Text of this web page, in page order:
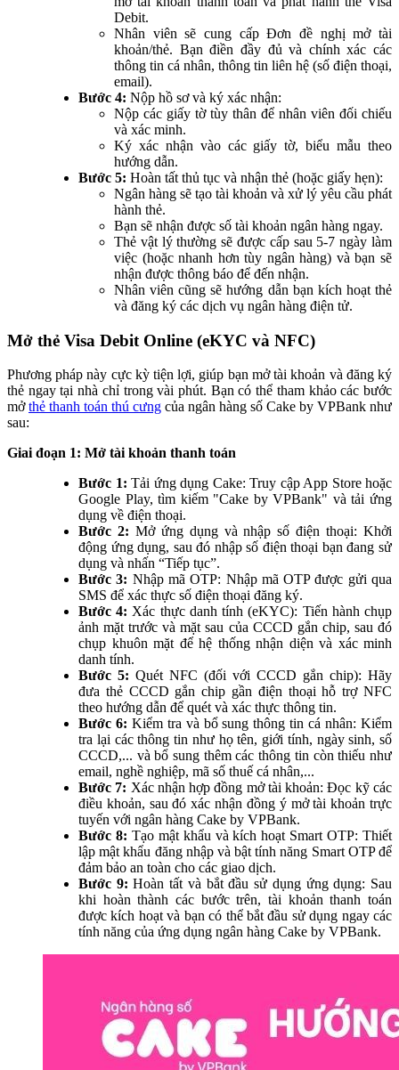
Debit.
Nhân viên sẽ cung cấp Đơn đề nghị mở tài
khoản/thẻ. Bạn điền đầy đủ và chính xác các
thông tin cá nhân, thông tin liên hệ (số điện thoại,
email).
Bước 4: Nộp hồ sơ và ký xác nhận:
Nộp các giấy tờ tùy thân để nhân viên đối chiếu
và xác minh.
Ký xác nhận vào các giấy tờ, biểu mẫu theo
hướng dẫn.
Bước 5: Hoàn tất thủ tục và nhận thẻ (hoặc giấy hẹn):
Ngân hàng sẽ tạo tài khoản và xử lý yêu cầu phát
hành thẻ.
Bạn sẽ nhận được số tài khoản ngân hàng ngay.
Thẻ vật lý thường sẽ được cấp sau 5-7 ngày làm
việc (hoặc nhanh hơn tùy ngân hàng) và bạn sẽ
nhận được thông báo để đến nhận.
Nhân viên cũng sẽ hướng dẫn bạn kích hoạt thẻ
và đăng ký các dịch vụ ngân hàng điện tử.
Mở thẻ Visa Debit Online (eKYC và NFC)
Phương pháp này cực kỳ tiện lợi, giúp bạn mở tài khoản và đăng ký
thẻ ngay tại nhà chỉ trong vài phút. Bạn có thể tham khảo các bước
mởthẻ thanh toán thú cưng của ngân hàng số Cake by VPBank như
sau:
Giai đoạn 1: Mở tài khoản thanh toán
Bước 1: Tải ứng dụng Cake: Truy cập App Store hoặc
Google Play, tìm kiếm "Cake by VPBank" và tải ứng
dụng về điện thoại.
Bước 2: Mở ứng dụng và nhập số điện thoại: Khởi
động ứng dụng, sau đó nhập số điện thoại bạn đang sử
dụng và nhấn “Tiếp tục”.
Bước 3: Nhập mã OTP: Nhập mã OTP được gửi qua
SMS để xác thực số điện thoại đăng ký.
Bước 4:Xác thực danh tính (eKYC): Tiến hành chụp
ảnh mặt trước và mặt sau của CCCD gắn chip, sau đó
chụp khuôn mặt để hệ thống nhận diện và xác minh
danh tính.
Bước 5: Quét NFC (đối với CCCD gắn chip): Hãy
đưa thẻ CCCD gắn chip gần điện thoại hỗ trợ NFC
theo hướng dẫn để quét và xác thực thông tin.
Bước 6: Kiểm tra và bổ sung thông tin cá nhân: Kiểm
tra lại các thông tin như họ tên, giới tính, ngày sinh, số
CCCD,... và bổ sung thêm các thông tin còn thiếu như
email, nghề nghiệp, mã số thuế cá nhân,...
Bước 7: Xác nhận hợp đồng mở tài khoản: Đọc kỹ các
điều khoản, sau đó xác nhận đồng ý mở tài khoản trực
tuyến với ngân hàng Cake by VPBank.
Bước 8: Tạo mật khẩu và kích hoạt Smart OTP: Thiết
lập mật khẩu đăng nhập và bật tính năng Smart OTP để
đảm bảo an toàn cho các giao dịch.
Bước 9:Hoàn tất và bắt đầu sử dụng ứng dụng: Sau
khi hoàn thành các bước trên, tài khoản thanh toán
được kích hoạt và bạn có thể bắt đầu sử dụng ngay các
tính năng của ứng dụng ngân hàng Cake by VPBank.